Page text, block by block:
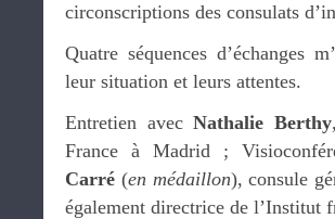
circonscriptions des consulats
Quatre séquences d’échanges
leur situation et leurs attentes.
Entretien avecNathalie Berthy
France à Madrid ;
Carré (en médaillon), consule
également directrice de l’Institut